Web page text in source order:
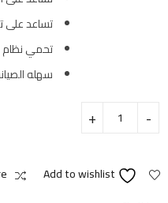
تساعد على
تحمي نظام
سهله
Add to wishlist